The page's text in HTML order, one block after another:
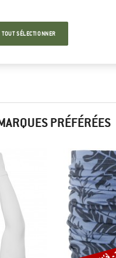
PRÉFÉRÉES
Remise
TOUT SÉLECTIONNER